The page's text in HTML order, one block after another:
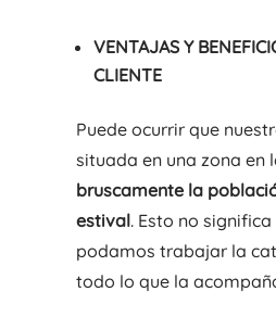
VENTAJAS Y
CLIENTE
Puede ocurrir que
situada en una zona en
bruscamente la
estival. Esto no significa
podamos trabajar la
todo lo que la